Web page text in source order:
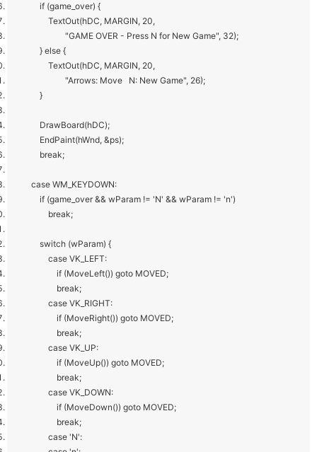
if (game_over) {
TextOut(hDC, MARGIN, 20,
"GAME OVER - Press N for New Game", 32);
} else {
TextOut(hDC, MARGIN, 20,
"Arrows: Move N: New Game", 26);
}
DrawBoard(hDC);
EndPaint(hWnd, &ps);
break;
case WM_KEYDOWN:
if (game_over && wParam != 'N' && wParam != 'n')
break;
switch (wParam) {
case VK_LEFT:
if (MoveLeft()) goto MOVED;
break;
case VK_RIGHT:
if (MoveRight()) goto MOVED;
break;
case VK_UP:
if (MoveUp()) goto MOVED;
break;
case VK_DOWN:
if (MoveDown()) goto MOVED;
break;
case 'N':